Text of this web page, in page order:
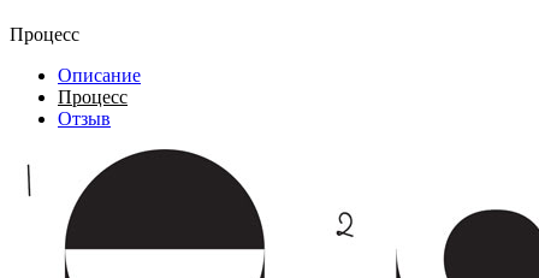
Процесс
Описание
Процесс
Отзыв